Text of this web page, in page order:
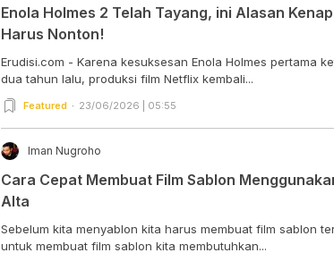
Enola Holmes 2 Telah Tayang, ini Alasan
Harus Nonton!
Erudisi.com - Karena kesuksesan Enola Holmes pertama
dua tahun lalu, produksi film Netflix kembali...
Featured 23/06/2026 | 05:55
Iman Nugroho
Cara Cepat Membuat Film Sablon
Alta
Sebelum kita menyablon kita harus membuat film sablon
untuk membuat film sablon kita membutuhkan...